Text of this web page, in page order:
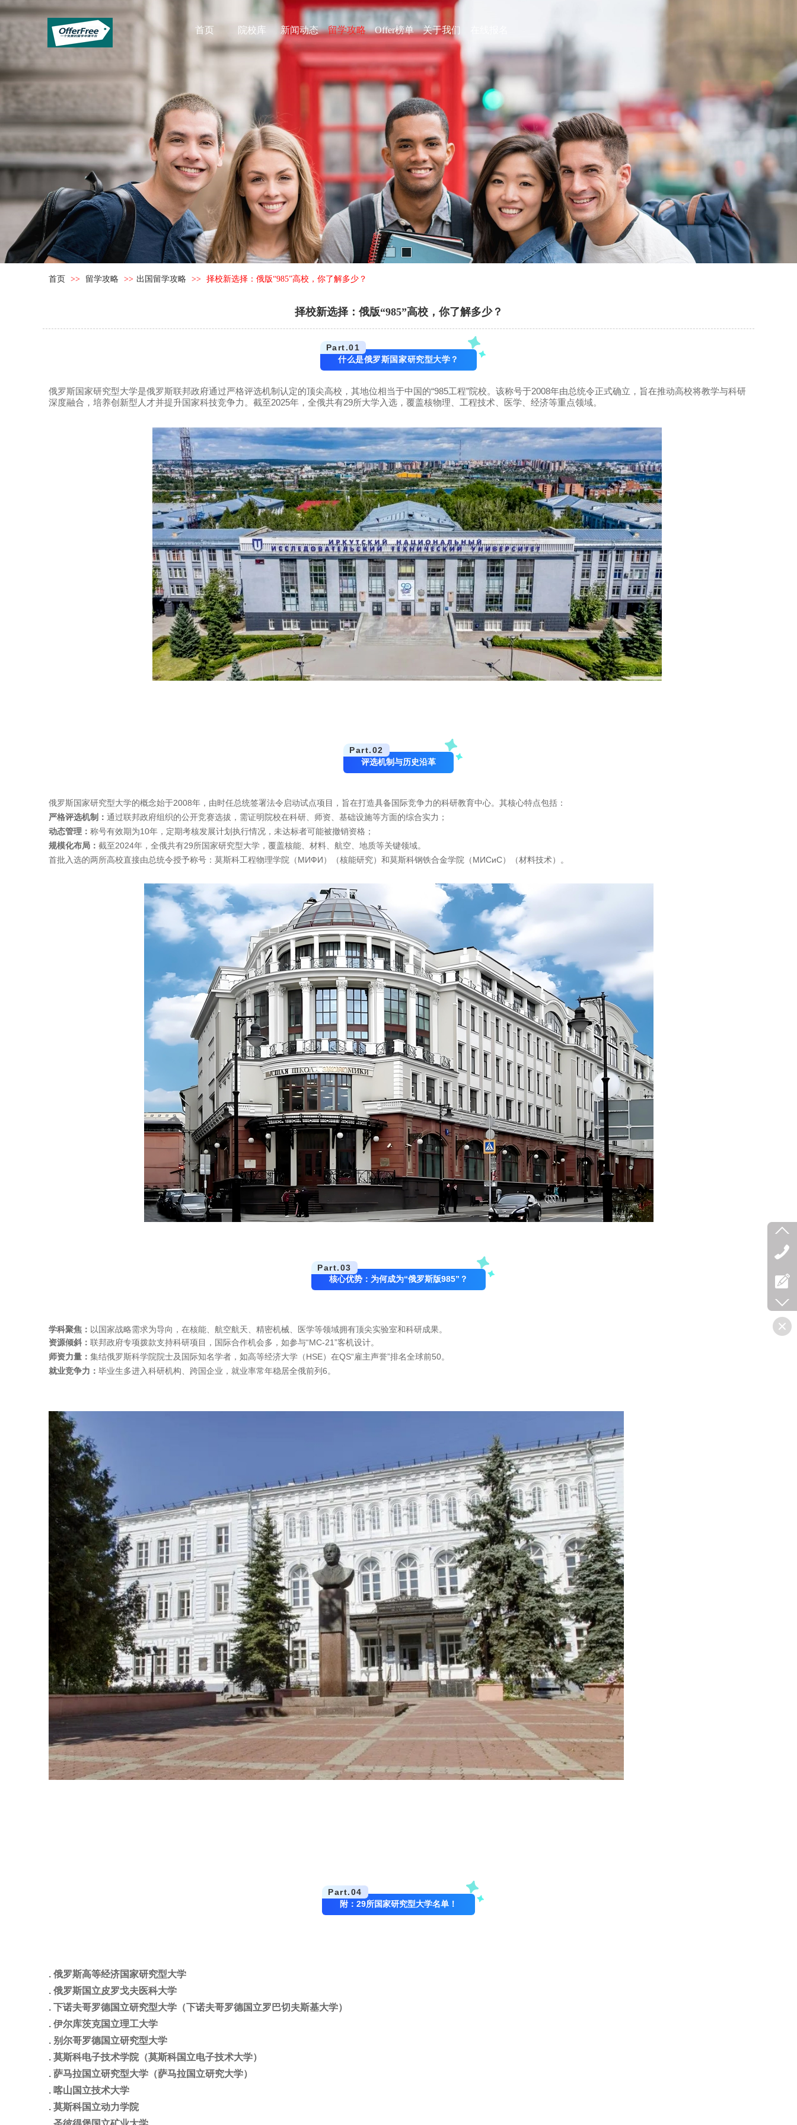
首页 院校库 新闻动态 留学攻略 Offer榜单 关于我们
首页 >> 留学攻略 >> 出国留学攻略 >> 择校新选择：俄版“985”高校，你了解多少？
择校新选择：俄版“985”高校，你了解多少？
Part.01
什么是俄罗斯国家研究型大学？
俄罗斯国家研究型大学是俄罗斯联邦政府通过严格评选机制认定的顶尖高校，其地位相当于中国的“985工程”院校。该称号于2008年由总统令正式确立，旨在推动高校将教学与科研
深度融合，培养创新型人才并提升国家科技竞争力。截至2025年，全俄共有29所大学入选，覆盖核物理、工程技术、医学、经济等重点领域。
Part.02
评选机制与历史沿革
俄罗斯国家研究型大学的概念始于2008年，由时任总统签署法令启动试点项目，旨在打造具备国际竞争力的科研教育中心。其核心特点包括：
‌严格评选机制‌： 通过联邦政府组织的公开竞赛选拔，需证明院校在科研、师资、基础设施等方面的综合实力；
动态管理‌： 称号有效期为10年，定期考核发展计划执行情况，未达标者可能被撤销资格；
‌规模化布局‌： 截至2024年，全俄共有29所国家研究型大学，覆盖核能、材料、航空、地质等关键领域。
首批入选的两所高校直接由总统令授予称号：‌莫斯科工程物理学院（МИФИ）‌（核能研究）和‌莫斯科钢铁合金学院（МИСиС）‌（材料技术）。
Part.03
核心优势：为何成为“俄罗斯版985”？
学科聚焦‌： 以国家战略需求为导向，在‌核能、航空航天、精密机械、医学‌等领域拥有顶尖实验室和科研成果。
‌资源倾斜‌： 联邦政府专项拨款支持科研项目，国际合作机会多，如参与“MC-21”客机设计。
‌师资力量‌： 集结俄罗斯科学院院士及国际知名学者，如高等经济大学（HSE）在QS“雇主声誉”排名全球前50。
‌就业竞争力‌： 毕业生多进入‌科研机构、跨国企业‌，就业率常年稳居全俄前列6。
Part.04
附：29所国家研究型大学名单！
. 俄罗斯高等经济国家研究型大学
. 俄罗斯国立皮罗戈夫医科大学
. 下诺夫哥罗德国立研究型大学（下诺夫哥罗德国立罗巴切夫斯基大学）
. 伊尔库茨克国立理工大学
. 别尔哥罗德国立研究型大学
. 莫斯科电子技术学院（莫斯科国立电子技术大学）
. 萨马拉国立研究型大学（萨马拉国立研究大学）
. 喀山国立技术大学
. 莫斯科国立动力学院